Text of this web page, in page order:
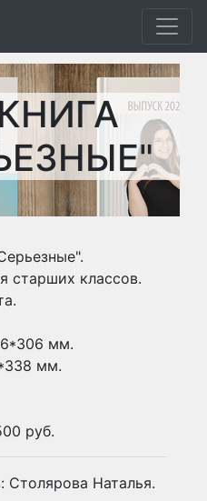
старших классов.
мм.
мм.
руб.
Столярова Наталья.